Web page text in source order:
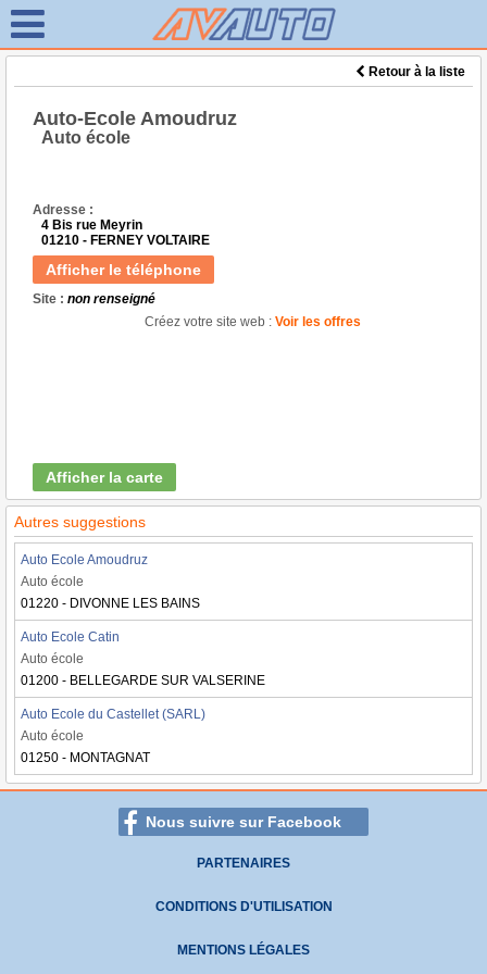
Retour à la liste
Auto-Ecole Amoudruz
Auto école
Adresse :
4 Bis rue Meyrin
01210 - FERNEY VOLTAIRE
Afficher le téléphone
Site : non renseigné
Créez votre site web : Voir les offres
Afficher la carte
Autres suggestions
Auto Ecole Amoudruz
Auto école
01220 - DIVONNE LES BAINS
Auto Ecole Catin
Auto école
01200 - BELLEGARDE SUR VALSERINE
Auto Ecole du Castellet (SARL)
Auto école
01250 - MONTAGNAT
Nous suivre sur Facebook
PARTENAIRES
CONDITIONS D'UTILISATION
MENTIONS LÉGALES